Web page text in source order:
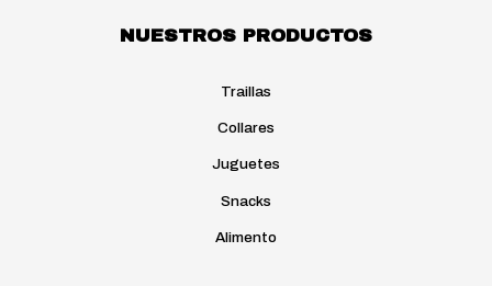
NUESTROS PRODUCTOS
Traillas
Collares
Juguetes
Snacks
Alimento